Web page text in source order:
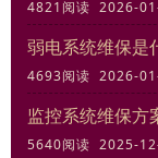
4821阅读 2026-
弱电系统维保是
4693阅读 2026-
监控系统维保方
5640阅读 2025-